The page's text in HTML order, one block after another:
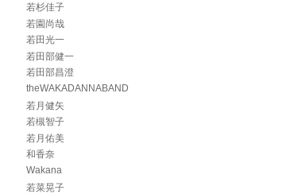
若杉佳子
若園尚哉
若田光一
若田部健一
若田部昌澄
theWAKADANNABAND
若月健矢
若槻智子
若月佑美
和香奈
Wakana
若菜晃子